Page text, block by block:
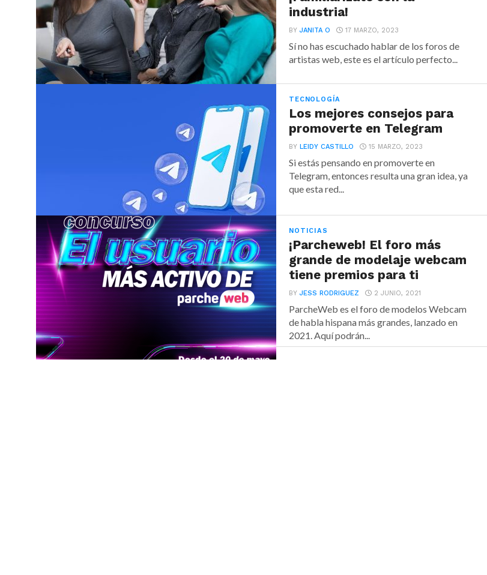
industria!
BYJANITA O 17 MARZO, 2023
Sí no has escuchado hablar de los foros de
artistas web, este es el artículo perfecto...
TECNOLOGÍA
Los mejores consejos para
promoverte en Telegram
BYLEIDY CASTILLO 15 MARZO, 2023
Si estás pensando en promoverte en
Telegram, entonces resulta una gran idea, ya
que esta red...
NOTICIAS
¡Parcheweb! El foro más
grande de modelaje webcam
tiene premios para ti
BYJESS RODRIGUEZ 2 JUNIO, 2021
ParcheWeb es el foro de modelos Webcam
de habla hispana más grandes, lanzado en
2021. Aquí podrán...